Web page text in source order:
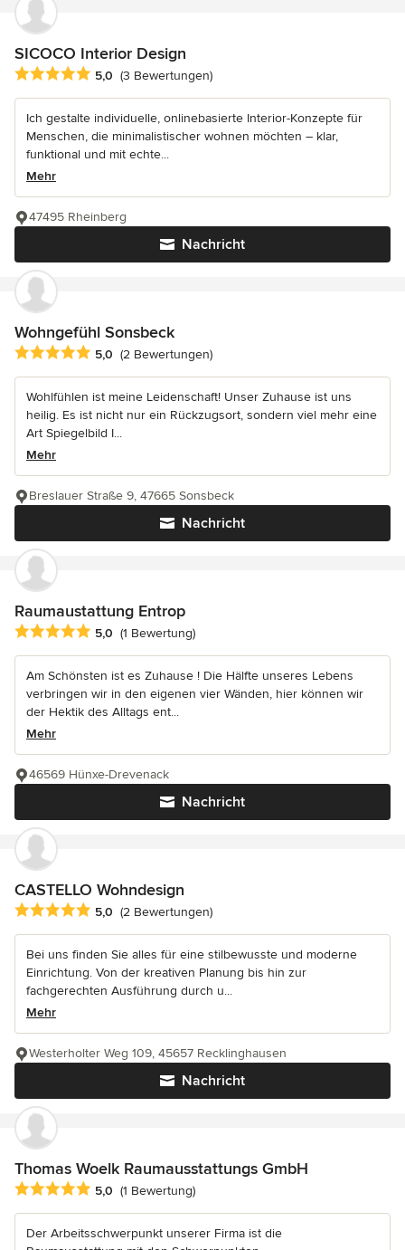
SICOCO Interior Design
Durchschnittliche Bewertung: 5 von 5 Sternen
5,0 (3 Bewertungen)
Ich gestalte individuelle, onlinebasierte Interior-Konzepte für
Menschen, die minimalistischer wohnen möchten – klar,
funktional und mit echte...
Mehr
Nachricht
47495 Rheinberg
Wohngefühl Sonsbeck
Durchschnittliche Bewertung: 5 von 5 Sternen
5,0 (2 Bewertungen)
Wohlfühlen ist meine Leidenschaft! Unser Zuhause ist uns
heilig. Es ist nicht nur ein Rückzugsort, sondern viel mehr eine
Art Spiegelbild I...
Mehr
Nachricht
Breslauer Straße 9, 47665 Sonsbeck
Raumaustattung Entrop
Durchschnittliche Bewertung: 5 von 5 Sternen
5,0 (1 Bewertung)
Am Schönsten ist es Zuhause ! Die Hälfte unseres Lebens
verbringen wir in den eigenen vier Wänden, hier können wir
der Hektik des Alltags ent...
Mehr
Nachricht
46569 Hünxe-Drevenack
CASTELLO Wohndesign
Durchschnittliche Bewertung: 5 von 5 Sternen
5,0 (2 Bewertungen)
Bei uns finden Sie alles für eine stilbewusste und moderne
Einrichtung. Von der kreativen Planung bis hin zur
fachgerechten Ausführung durch u...
Mehr
Nachricht
Westerholter Weg 109, 45657 Recklinghausen
Thomas Woelk Raumausstattungs GmbH
Durchschnittliche Bewertung: 5 von 5 Sternen
5,0 (1 Bewertung)
Der Arbeitsschwerpunkt unserer Firma ist die